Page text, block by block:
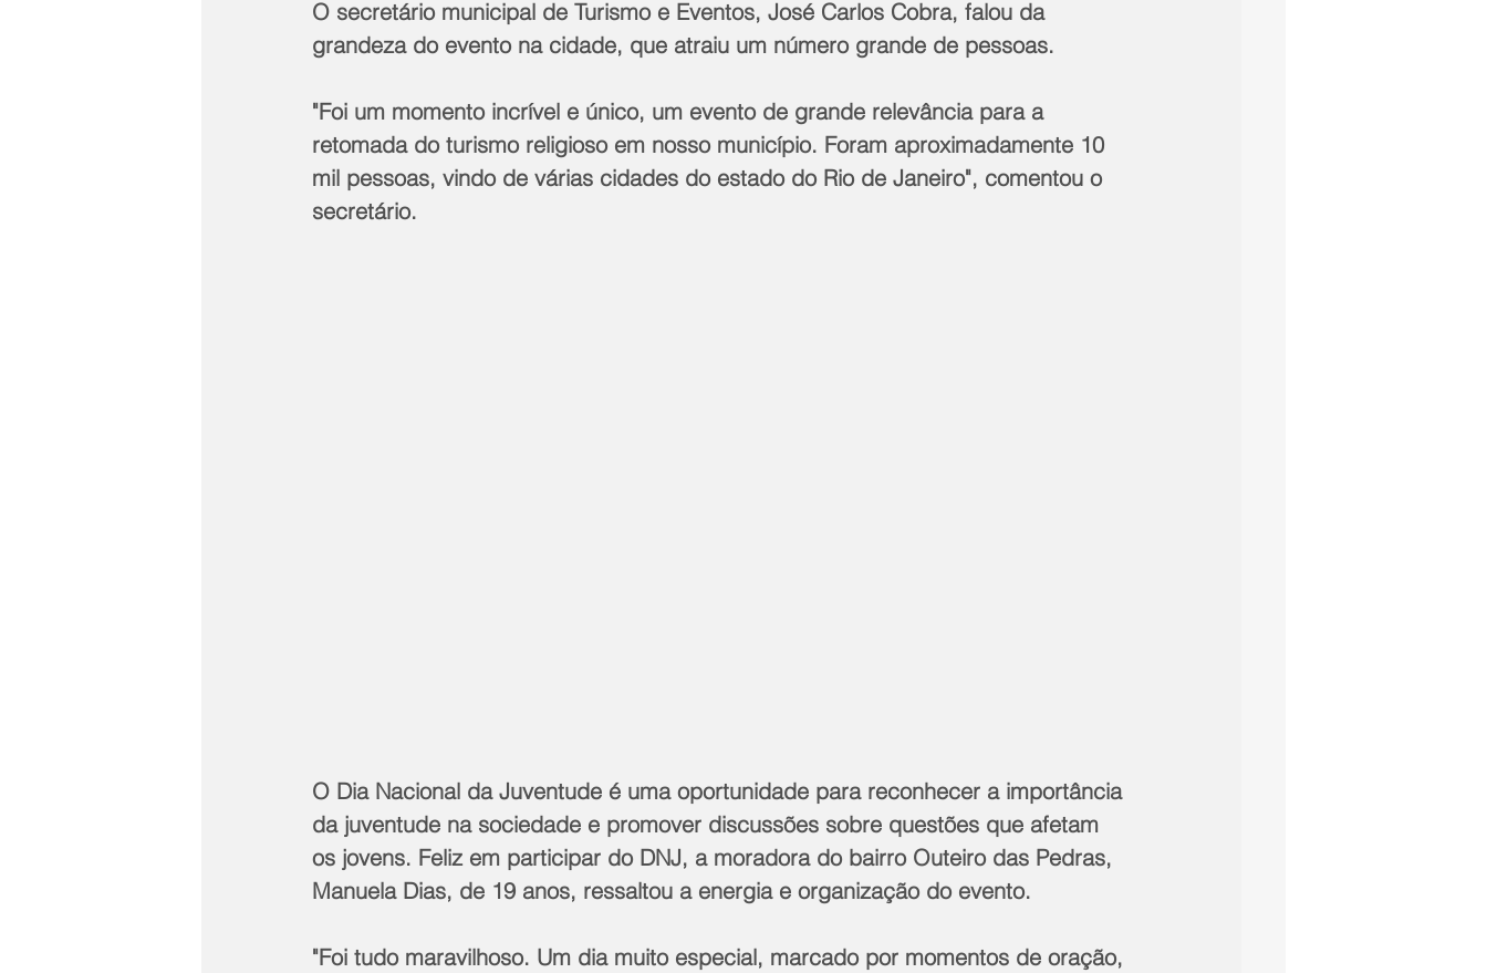
O secretário municipal de Turismo e Eventos, José Carlos Cobra, falou da
grandeza do evento na cidade, que atraiu um número grande de pessoas.
"Foi um momento incrível e único, um evento de grande relevância para a
retomada do turismo religioso em nosso município. Foram aproximadamente 10
mil pessoas, vindo de várias cidades do estado do Rio de Janeiro", comentou o
secretário.
O Dia Nacional da Juventude é uma oportunidade para reconhecer a importância
da juventude na sociedade e promover discussões sobre questões que afetam
os jovens. Feliz em participar do DNJ, a moradora do bairro Outeiro das Pedras,
Manuela Dias, de 19 anos, ressaltou a energia e organização do evento.
"Foi tudo maravilhoso. Um dia muito especial, marcado por momentos de oração,